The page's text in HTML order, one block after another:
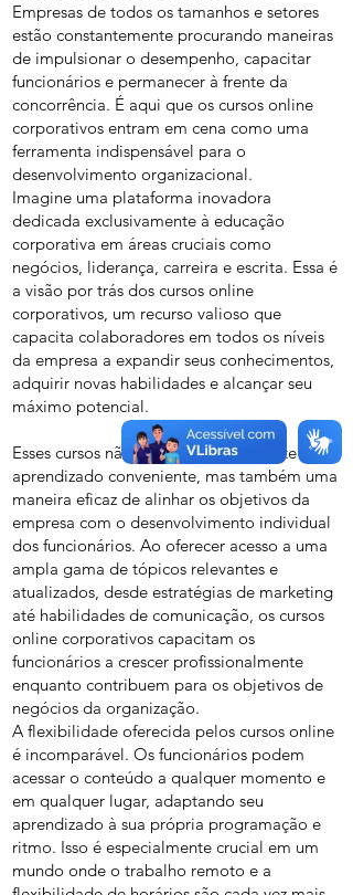
Empresas de todos os tamanhos e setores
estão constantemente procurando maneiras
de impulsionar o desempenho, capacitar
funcionários e permanecer à frente da
concorrência. É aqui que os cursos online
corporativos entram em cena como uma
ferramenta indispensável para o
desenvolvimento organizacional.
Imagine uma plataforma inovadora
dedicada exclusivamente à educação
corporativa em áreas cruciais como
negócios, liderança, carreira e escrita. Essa é
a visão por trás dos cursos online
corporativos, um recurso valioso que
capacita colaboradores em todos os níveis
da empresa a expandir seus conhecimentos,
adquirir novas habilidades e alcançar seu
máximo potencial.
Esses cursos não são apenas uma fonte de
aprendizado conveniente, mas também uma
maneira eficaz de alinhar os objetivos da
empresa com o desenvolvimento individual
dos funcionários. Ao oferecer acesso a uma
ampla gama de tópicos relevantes e
atualizados, desde estratégias de marketing
até habilidades de comunicação, os cursos
online corporativos capacitam os
funcionários a crescer profissionalmente
enquanto contribuem para os objetivos de
negócios da organização.
A flexibilidade oferecida pelos cursos online
é incomparável. Os funcionários podem
acessar o conteúdo a qualquer momento e
em qualquer lugar, adaptando seu
aprendizado à sua própria programação e
ritmo. Isso é especialmente crucial em um
mundo onde o trabalho remoto e a